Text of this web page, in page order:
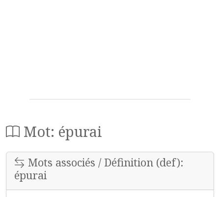
Mot: épurai
Mots associés / Définition (def):
épurai